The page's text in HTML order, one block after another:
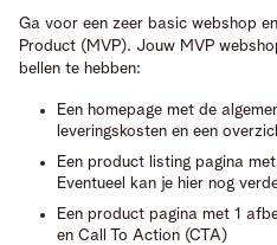
Ga voor een zeer basic webshop
Product (MVP). Jouw MVP
bellen te hebben:
Een homepage met de
leveringskosten en een
Een product listing pagina
Eventueel kan je hier nog
Een product pagina met 1
en Call To Action (CTA)